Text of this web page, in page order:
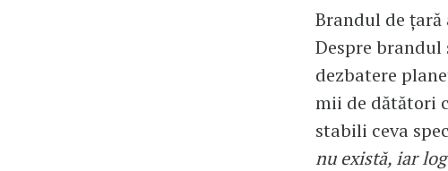
Brandul de țară
Despre brandul
dezbatere
mii de dătători
stabili ceva
nu există, iar